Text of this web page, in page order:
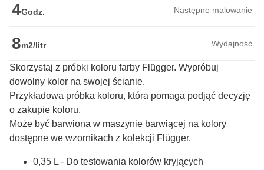
4Godz. Następne malowanie
8m2/litr Wydajność
Skorzystaj z próbki koloru farby Flügger. Wypróbuj
dowolny kolor na swojej ścianie.
Przykładowa próbka koloru, która pomaga podjąć decyzję
o zakupie koloru.
Może być barwiona w maszynie barwiącej na kolory
dostępne we wzornikach z kolekcji Flügger.
0,35 L - Do testowania kolorów kryjących